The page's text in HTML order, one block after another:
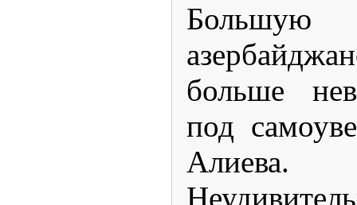
больше
под
Алиева.